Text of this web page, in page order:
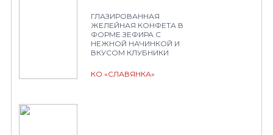
ГЛАЗИРОВАННАЯ
ЖЕЛЕЙНАЯ КОНФЕТА В
ФОРМЕ ЗЕФИРА С
НЕЖНОЙ НАЧИНКОЙ И
ВКУСОМ КЛУБНИКИ
КО «СЛАВЯНКА»